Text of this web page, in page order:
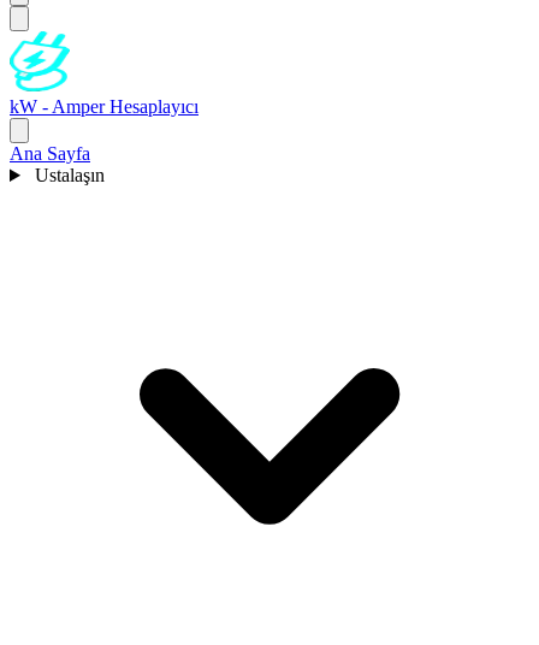
kW - Amper Hesaplayıcı
Ana Sayfa
Ustalaşın